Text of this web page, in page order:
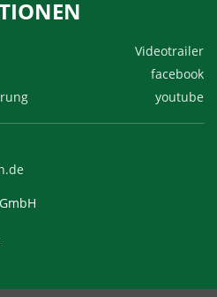
Videotrailer
facebook
youtube